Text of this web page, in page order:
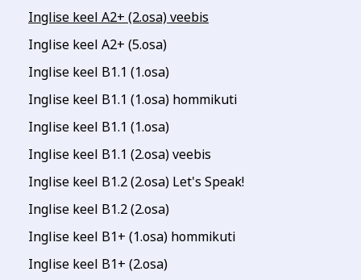
Inglise keel A2+ (2.osa) veebis
Inglise keel A2+ (5.osa)
Inglise keel B1.1 (1.osa)
Inglise keel B1.1 (1.osa) hommikuti
Inglise keel B1.1 (1.osa)
Inglise keel B1.1 (2.osa) veebis
Inglise keel B1.2 (2.osa) Let's Speak!
Inglise keel B1.2 (2.osa)
Inglise keel B1+ (1.osa) hommikuti
Inglise keel B1+ (2.osa)